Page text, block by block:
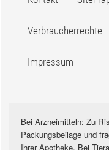
Verbraucherrechte
Impressum
Bei Arzneimitteln: Zu
Packungsbeilage und
Ihrer Apotheke. Bei